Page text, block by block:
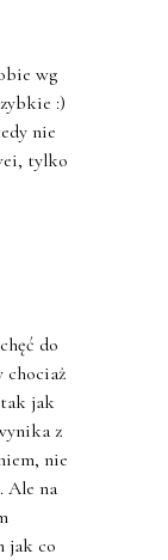
wg
:)
nie
tylko
do
chociaż
jak
z
nie
Ale na
jak co